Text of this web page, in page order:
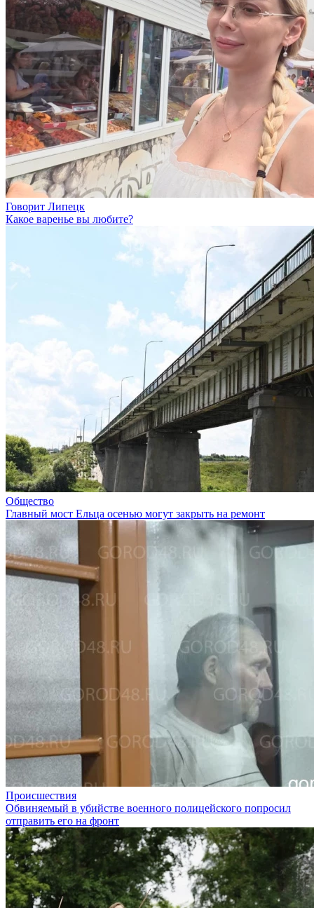
Говорит Липецк
Какое варенье вы любите?
Общество
Главный мост Ельца осенью могут закрыть на ремонт
Происшествия
Обвиняемый в убийстве военного полицейского попросил
отправить его на фронт